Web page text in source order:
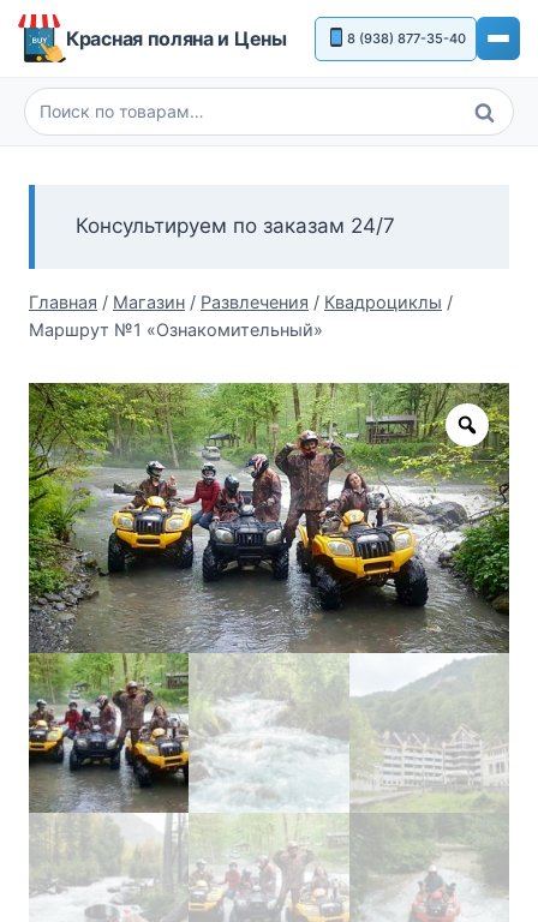
Перейти
Красная поляна и Цены 8 (938) 877-35-40
Искать:
Поиск
Консультируем по заказам 24/7
Главная / Магазин / Развлечения / Квадроциклы /
Маршрут №1 «Ознакомительный»
Zoom